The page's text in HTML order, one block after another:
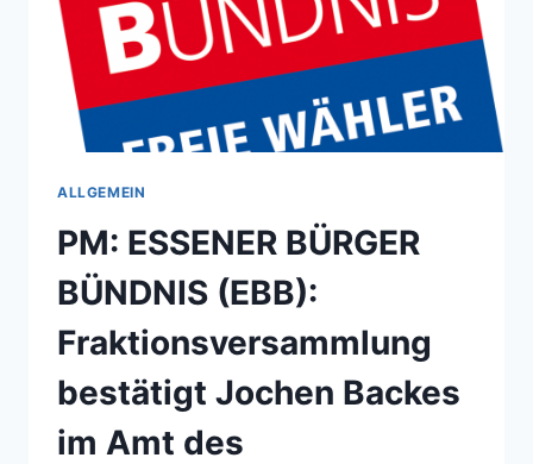
ALLGEMEIN
PM: ESSENER BÜRGER
BÜNDNIS (EBB):
Fraktionsversammlung
bestätigt Jochen Backes
im Amt des